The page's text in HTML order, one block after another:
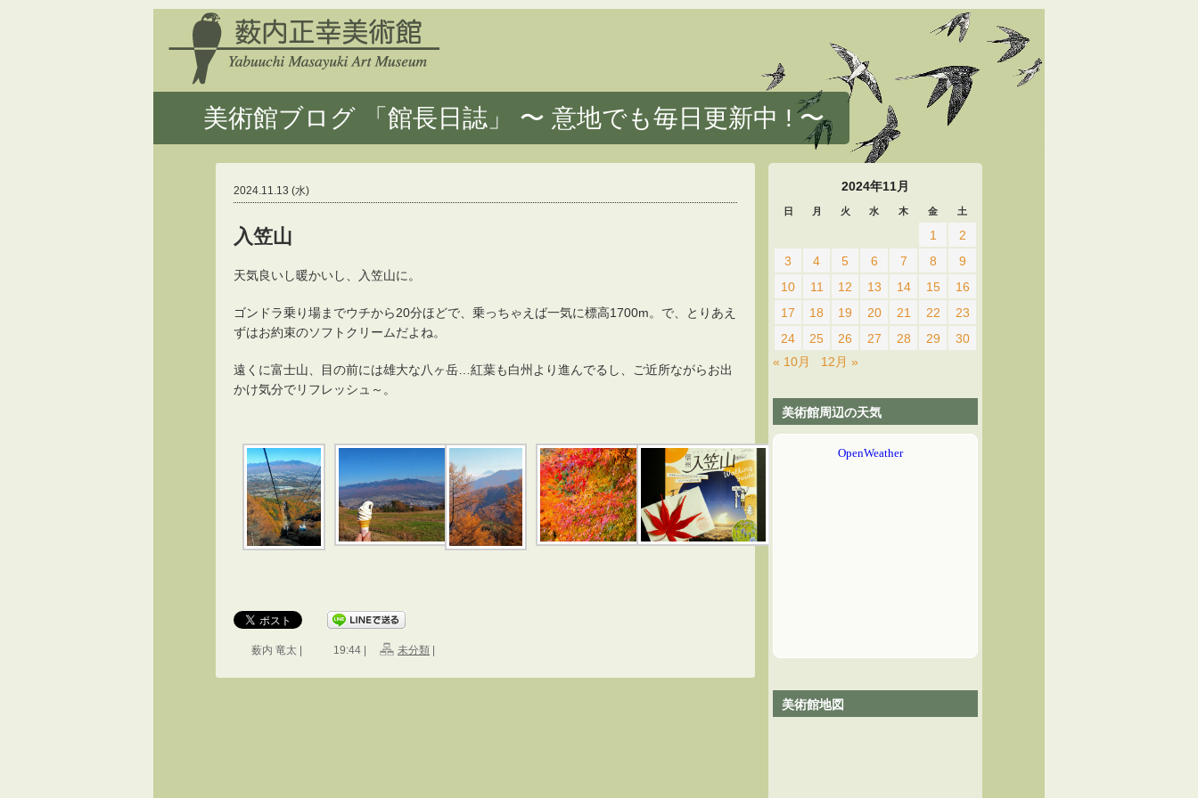
美術館ブログ 「館長日誌」 〜 意地でも毎日更新中 ! 〜
2024.11.13 (水)
入笠山
天気良いし暖かいし、入笠山に。
ゴンドラ乗り場までウチから20分ほどで、乗っちゃえば一気に標高1700m。で、とりあえ
ずはお約束のソフトクリームだよね。
遠くに富士山、目の前には雄大な八ヶ岳…紅葉も白州より進んでるし、ご近所ながらお出
かけ気分でリフレッシュ～。
薮内 竜太 | 19:44 | 未分類
2024年11月
日 月 火 水 木 金 土
1
2
3
4 5 6 7 8
9
10
11 12 13 14 15
16
17
18 19 20 21 22
23
24
25 26 27 28 29
30
« 10月
12月 »
美術館周辺の天気
美術館地図